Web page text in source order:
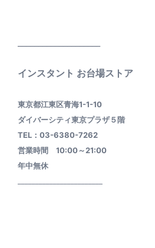
インスタント お台場ストア
東京都江東区青海1-1-10
ダイバーシティ東京プラザ５階
TEL：03-6380-7262
営業時間 10:00～21:00
年中無休